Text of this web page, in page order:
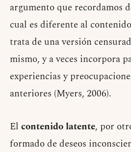
argumento que recordamos
cual es diferente al
trata de una versión
mismo, y a veces incorpora
experiencias y
anteriores (Myers, 2006).
El contenido latente, por
formado de deseos